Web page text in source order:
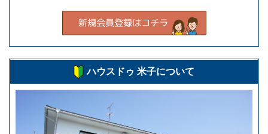
ハウスドゥ 米子について